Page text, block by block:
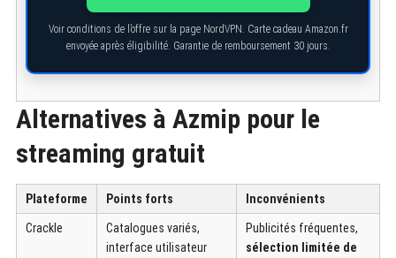
Voir conditions de l’offre sur la page NordVPN. Carte cadeau Amazon.fr
envoyée après éligibilité. Garantie de remboursement 30 jours.
Alternatives à Azmip pour le
streaming gratuit
Plateforme Points forts Inconvénients
Crackle
Catalogues variés,
interface utilisateur
Publicités fréquentes,
sélection limitée de